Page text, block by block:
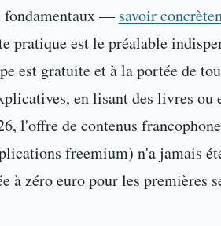
fondamentaux — savoir
pratique est le préalable
est gratuite et à la portée de
en lisant des livres ou
l'offre de contenus
freemium) n'a jamais
à zéro euro pour les premières